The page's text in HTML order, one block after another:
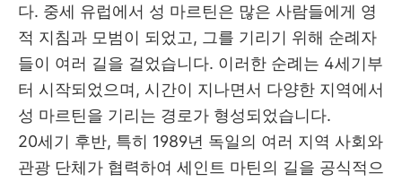
다. 중세 유럽에서 성 마르틴은 많은 사람들에게 영
적 지침과 모범이 되었고 , 그를 기리기 위해 순례자
들이 여러 길을 걸었습니다. 이러한 순례는 4세기부
터 시작되었으며, 시간이 지나면서 다양한 지역에서
성 마르틴을 기리는 경로가 형성되었습니다.
20세기 후반, 특히 1989년 독일의 여러 지역 사회와
관광 단체가 협력하여 세인트 마틴의 길을 공식적으